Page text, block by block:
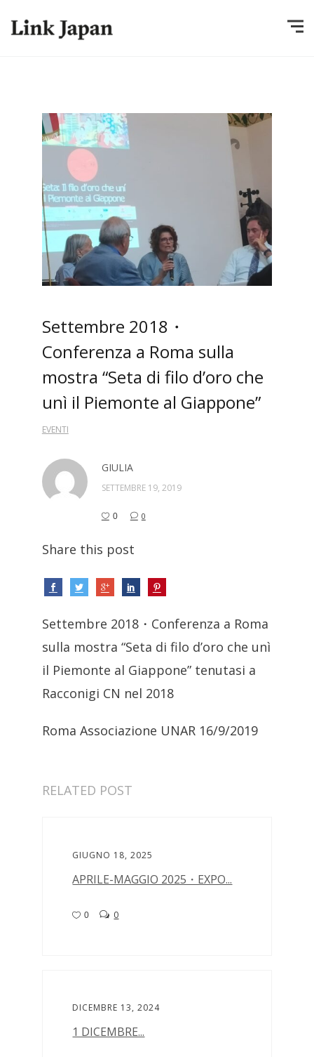
Settembre 2018・
Conferenza a Roma sulla
mostra “Seta di filo d’oro che
unì il Piemonte al Giappone”
EVENTI
GIULIA
SETTEMBRE 19, 2019
0 0
Share this post
Settembre 2018・Conferenza a Roma
sulla mostra “Seta di filo d’oro che unì
il Piemonte al Giappone” tenutasi a
Racconigi CN nel 2018
Roma Associazione UNAR 16/9/2019
RELATED POST
GIUGNO 18, 2025
APRILE-MAGGIO 2025・EXPO...
0 0
DICEMBRE 13, 2024
1 DICEMBRE...